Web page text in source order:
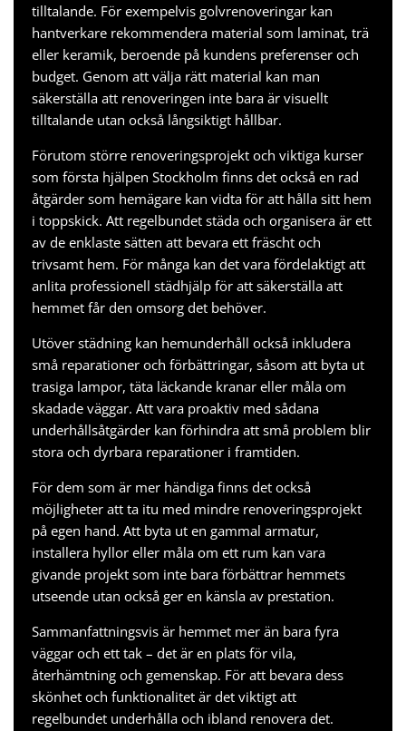
tilltalande. För exempelvis golvrenoveringar kan
hantverkare rekommendera material som laminat, trä
eller keramik, beroende på kundens preferenser och
budget. Genom att välja rätt material kan man
säkerställa att renoveringen inte bara är visuellt
tilltalande utan också långsiktigt hållbar.
Förutom större renoveringsprojekt och viktiga kurser
som första hjälpen Stockholm finns det också en rad
åtgärder som hemägare kan vidta för att hålla sitt hem
i toppskick. Att regelbundet städa och organisera är ett
av de enklaste sätten att bevara ett fräscht och
trivsamt hem. För många kan det vara fördelaktigt att
anlita professionell städhjälp för att säkerställa att
hemmet får den omsorg det behöver.
Utöver städning kan hemunderhåll också inkludera
små reparationer och förbättringar, såsom att byta ut
trasiga lampor, täta läckande kranar eller måla om
skadade väggar. Att vara proaktiv med sådana
underhållsåtgärder kan förhindra att små problem blir
stora och dyrbara reparationer i framtiden.
För dem som är mer händiga finns det också
möjligheter att ta itu med mindre renoveringsprojekt
på egen hand. Att byta ut en gammal armatur,
installera hyllor eller måla om ett rum kan vara
givande projekt som inte bara förbättrar hemmets
utseende utan också ger en känsla av prestation.
Sammanfattningsvis är hemmet mer än bara fyra
väggar och ett tak – det är en plats för vila,
återhämtning och gemenskap. För att bevara dess
skönhet och funktionalitet är det viktigt att
regelbundet underhålla och ibland renovera det.